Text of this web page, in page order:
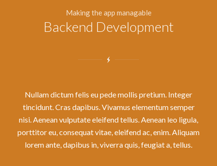
Making the app managable
Backend Development
Nullam dictum felis eu pede mollis pretium. Integer
tincidunt. Cras dapibus. Vivamus elementum semper
nisi. Aenean vulputate eleifend tellus. Aenean leo ligula,
porttitor eu, consequat vitae, eleifend ac, enim. Aliquam
lorem ante, dapibus in, viverra quis, feugiat a, tellus.